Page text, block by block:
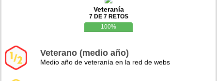
Veteranía
7 DE 7 RETOS
100%
Veterano (medio año)
Medio año de veteranía en la red de webs